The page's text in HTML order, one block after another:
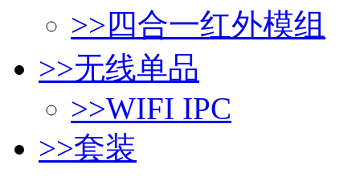
>>四合一红外模组
>>无线单品
>>WIFI IPC
>>套装